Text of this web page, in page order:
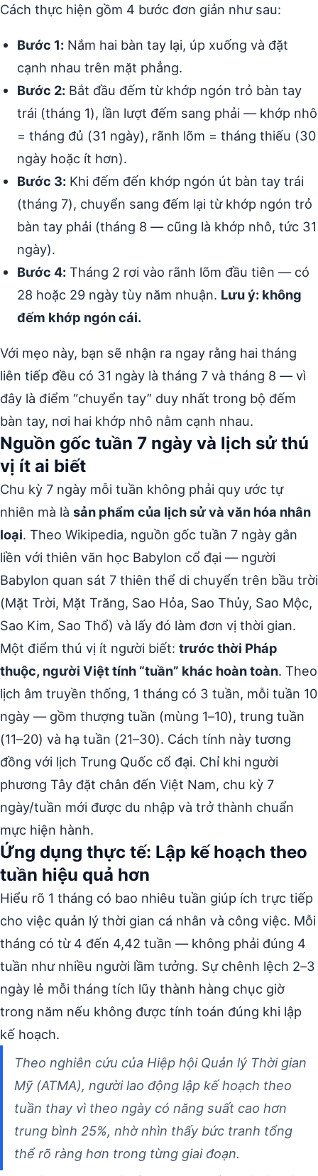
Cách thực hiện gồm 4 bước đơn giản như sau:
Bước 1: Nắm hai bàn tay lại, úp xuống và đặt
cạnh nhau trên mặt phẳng.
Bước 2: Bắt đầu đếm từ khớp ngón trỏ bàn tay
trái (tháng 1), lần lượt đếm sang phải — khớp nhô
= tháng đủ (31 ngày), rãnh lõm = tháng thiếu (30
ngày hoặc ít hơn).
Bước 3: Khi đếm đến khớp ngón út bàn tay trái
(tháng 7), chuyển sang đếm lại từ khớp ngón trỏ
bàn tay phải (tháng 8 — cũng là khớp nhô, tức 31
ngày).
Bước 4: Tháng 2 rơi vào rãnh lõm đầu tiên — có
28 hoặc 29 ngày tùy năm nhuận. Lưu ý: không
đếm khớp ngón cái.
Với mẹo này, bạn sẽ nhận ra ngay rằng hai tháng
liên tiếp đều có 31 ngày là tháng 7 và tháng 8 — vì
đây là điểm “chuyển tay” duy nhất trong bộ đếm
bàn tay, nơi hai khớp nhô nằm cạnh nhau.
Nguồn gốc tuần 7 ngày và lịch sử thú
vị ít ai biết
Chu kỳ 7 ngày mỗi tuần không phải quy ước tự
nhiên mà là sản phẩm của lịch sử và văn hóa nhân
loại. Theo Wikipedia, nguồn gốc tuần 7 ngày gắn
liền với thiên văn học Babylon cổ đại — người
Babylon quan sát 7 thiên thể di chuyển trên bầu trời
(Mặt Trời, Mặt Trăng, Sao Hỏa, Sao Thủy, Sao Mộc,
Sao Kim, Sao Thổ) và lấy đó làm đơn vị thời gian.
Một điểm thú vị ít người biết: trước thời Pháp
thuộc, người Việt tính “tuần” khác hoàn toàn. Theo
lịch âm truyền thống, 1 tháng có 3 tuần, mỗi tuần 10
ngày — gồm thượng tuần (mùng 1–10), trung tuần
(11–20) và hạ tuần (21–30). Cách tính này tương
đồng với lịch Trung Quốc cổ đại. Chỉ khi người
phương Tây đặt chân đến Việt Nam, chu kỳ 7
ngày/tuần mới được du nhập và trở thành chuẩn
mực hiện hành.
Ứng dụng thực tế: Lập kế hoạch theo
tuần hiệu quả hơn
Hiểu rõ 1 tháng có bao nhiêu tuần giúp ích trực tiếp
cho việc quản lý thời gian cá nhân và công việc. Mỗi
tháng có từ 4 đến 4,42 tuần — không phải đúng 4
tuần như nhiều người lầm tưởng. Sự chênh lệch 2–3
ngày lẻ mỗi tháng tích lũy thành hàng chục giờ
trong năm nếu không được tính toán đúng khi lập
kế hoạch.
Theo nghiên cứu của Hiệp hội Quản lý Thời gian
Mỹ (ATMA), người lao động lập kế hoạch theo
tuần thay vì theo ngày có năng suất cao hơn
trung bình 25%, nhờ nhìn thấy bức tranh tổng
thể rõ ràng hơn trong từng giai đoạn.